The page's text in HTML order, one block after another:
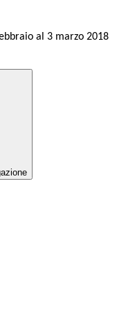
al 3 marzo 2018